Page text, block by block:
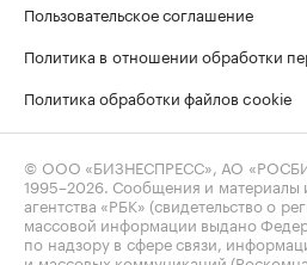
Пользовательское соглашение
Политика в отношении обработки
Политика обработки файлов cookie
© ООО «БИЗНЕСПРЕСС», АО
1995–2026. Сообщения и
агентства «РБК» (свидетельство о
массовой информации выдано
по надзору в сфере связи,